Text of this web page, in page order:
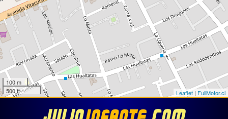
100 m
500 ft
Leaflet | FullMotor.cl